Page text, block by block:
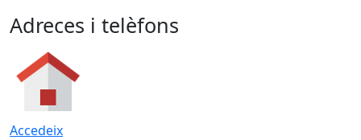
Adreces i telèfons
Accedeix